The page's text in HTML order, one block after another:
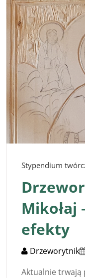
Stypendium
Mikołaj
efekty
Drzeworytnik
Aktualnie trwają